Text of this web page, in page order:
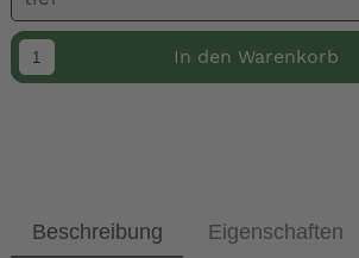
In den Warenkorb
Beschreibung Eigenschaften